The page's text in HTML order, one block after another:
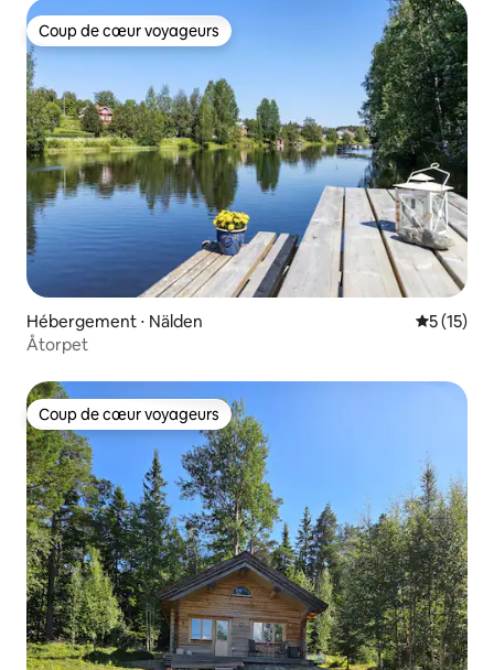
Coup de cœur voyageurs
Coup de cœur voyageurs
Hébergement ⋅ Nälden
5 (15)
Åtorpet
Coup de cœur voyageurs
Coup de cœur voyageurs